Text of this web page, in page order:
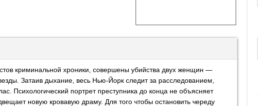
криминальной хроники, совершены убийства двух женщин —
Затаив дыхание, весь Нью-Йорк следит за расследованием,
Психологический портрет преступника до конца не объясняет
новую кровавую драму. Для того чтобы остановить череду